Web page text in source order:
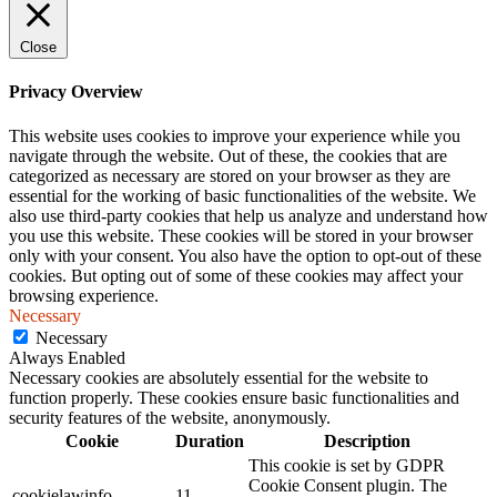
Close
Privacy Overview
This website uses cookies to improve your experience while you
navigate through the website. Out of these, the cookies that are
categorized as necessary are stored on your browser as they are
essential for the working of basic functionalities of the website. We
also use third-party cookies that help us analyze and understand how
you use this website. These cookies will be stored in your browser
only with your consent. You also have the option to opt-out of these
cookies. But opting out of some of these cookies may affect your
browsing experience.
Necessary
Necessary
Always Enabled
Necessary cookies are absolutely essential for the website to
function properly. These cookies ensure basic functionalities and
security features of the website, anonymously.
Cookie
Duration Description
This cookie is set by GDPR
Cookie Consent plugin. The